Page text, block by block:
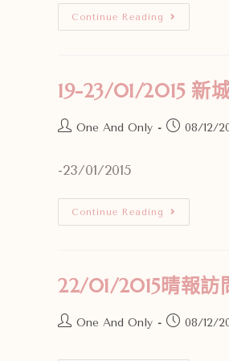
Continue Reading
19-23/01/2015 新
One And Only 08/12/
-23/01/2015
Continue Reading
22/01/2015晴報訪
One And Only 08/12/